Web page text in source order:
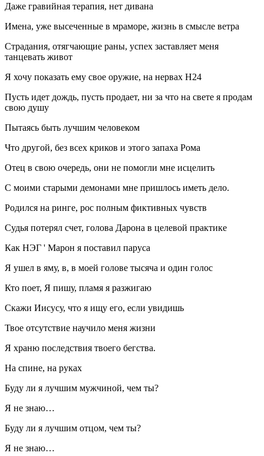
Даже гравийная терапия, нет дивана
Имена, уже высеченные в мраморе, жизнь в смысле ветра
Страдания, отягчающие раны, успех заставляет меня
танцевать живот
Я хочу показать ему свое оружие, на нервах H24
Пусть идет дождь, пусть продает, ни за что на свете я продам
свою душу
Пытаясь быть лучшим человеком
Что другой, без всех криков и этого запаха Рома
Отец в свою очередь, они не помогли мне исцелить
С моими старыми демонами мне пришлось иметь дело.
Родился на ринге, рос полным фиктивных чувств
Судья потерял счет, голова Дарона в целевой практике
Как НЭГ ' Марон я поставил паруса
Я ушел в яму, в, в моей голове тысяча и один голос
Кто поет, Я пишу, пламя я разжигаю
Скажи Иисусу, что я ищу его, если увидишь
Твое отсутствие научило меня жизни
Я храню последствия твоего бегства.
На спине, на руках
Буду ли я лучшим мужчиной, чем ты?
Я не знаю…
Буду ли я лучшим отцом, чем ты?
Я не знаю…